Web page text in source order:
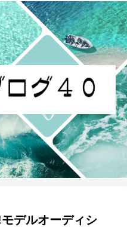
デルオーディシ